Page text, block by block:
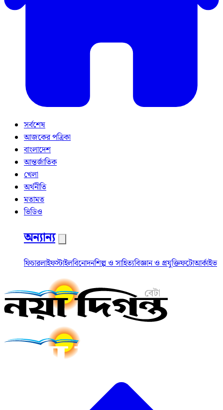
সর্বশেষ
আজকের পত্রিকা
বাংলাদেশ
আন্তর্জাতিক
খেলা
অর্থনীতি
মতামত
ভিডিও
অন্যান্য
ফিচারলাইফস্টাইলবিনোদনশিল্প ও সাহিত্যবিজ্ঞান ও প্রযুক্তিফটোআর্কাইভ